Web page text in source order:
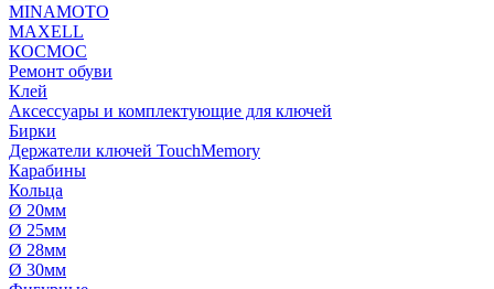
MINAMOTO
MAXELL
КОСМОС
Ремонт обуви
Клей
Аксессуары и комплектующие для ключей
Бирки
Держатели ключей TouchMemory
Карабины
Кольца
Ø 20мм
Ø 25мм
Ø 28мм
Ø 30мм